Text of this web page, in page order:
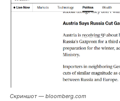
Скриншот — bloomberg.com